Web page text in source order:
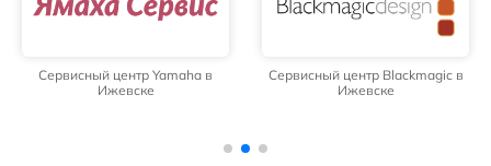
Сервисный центр Yamaha в
Ижевске
Сервисный центр Blackmagic в
Ижевске